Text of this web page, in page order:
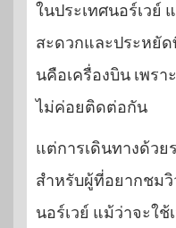
ในประเทศนอร์เวย์
สะดวกและประหยั
นคือเครื่องบิน เพร
ไม่ค่อยติดต่อกัน
แต่การเดินทางด้วย
สำหรับผู้ที่อยากชม
นอร์เวย์ แม้ว่าจะใ